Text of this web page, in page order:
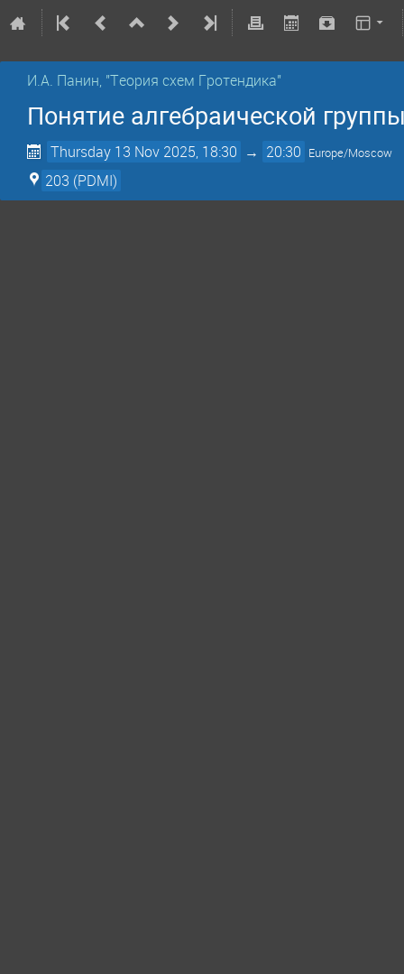
И.А. Панин, "Теория схем Гротендика"
Понятие алгебраической
Thursday 13 Nov 2025, 18:30 → 20:30 Europe/Moscow
203 (PDMI)